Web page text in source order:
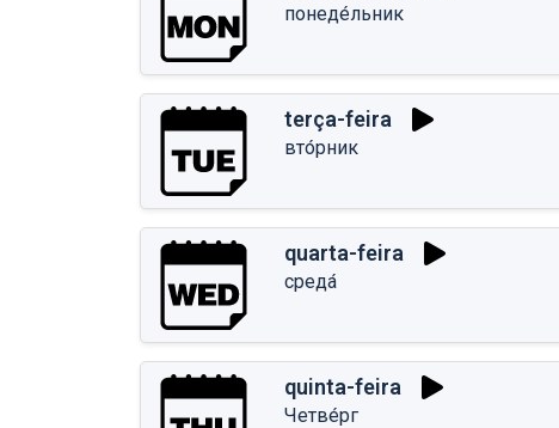
понеде́льник
terça-feira
вто́рник
quarta-feira
среда́
quinta-feira
Четве́рг